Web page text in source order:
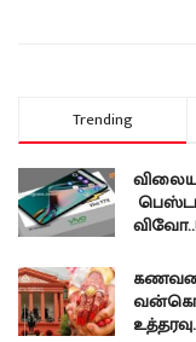
Trending